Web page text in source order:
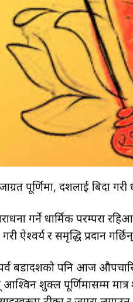
पूर्णिमा, दशैंलाई बिदा
गर्ने धार्मिक परम्परा
ऐश्वर्य र समृद्धि प्रदान
पर्व बडादशैंको पनि आज
शुक्ल पूर्णिमासम्म मात्र